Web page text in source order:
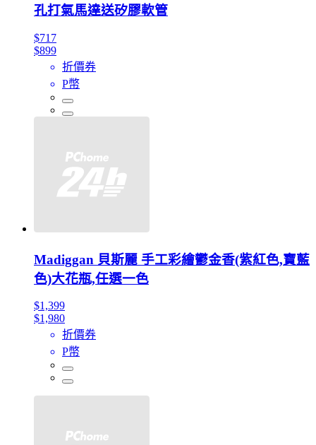
孔打氣馬達送矽膠軟管
$717
$899
折價券
P幣
Madiggan 貝斯麗 手工彩繪鬱金香(紫紅色,寶藍
色)大花瓶,任選一色
$1,399
$1,980
折價券
P幣